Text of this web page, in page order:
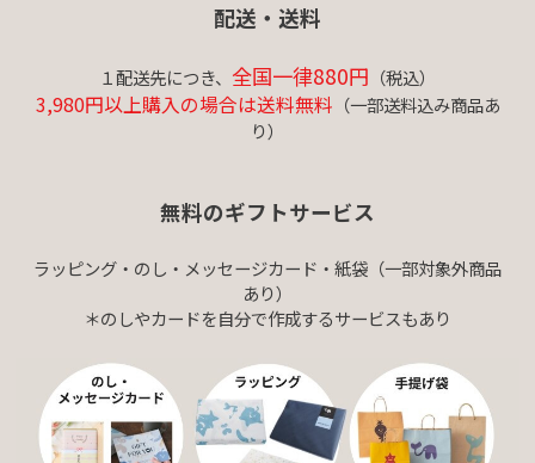
配送・送料
１配送先につき、 全国一律880円 （税込）
3,980円以上購入の場合は送料無料 （一部送料込み商品あ
り）
無料のギフトサービス
ラッピング・のし・メッセージカード・紙袋（一部対象外商品
あり）
＊のしやカードを自分で作成するサービスもあり